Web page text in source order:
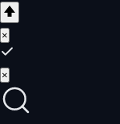
×
×